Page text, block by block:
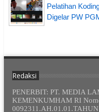
Pelatihan
Digelar PW
Redaksi
PENERBIT: PT. MEDIA
KEMENKUMHAM RI